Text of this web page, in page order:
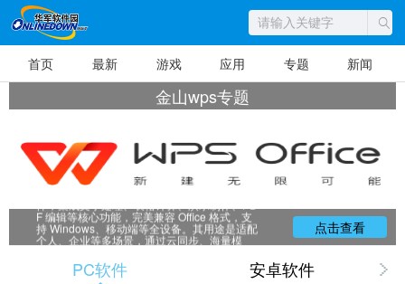
首页 最新 游戏 应用 专题 新闻
金山wps专题
金山 WPS 是金山办公开发的多平台办公套
F 编辑等核心功能，完美兼容 Office 格式，支
持 Windows、移动端等全设备。其用途是适配
个人、企业等多场景，通过云同步、海量模
板、多人协作及 AI 辅助工具，实现文档高效处
理与跨端无缝办公，提升办公效率。
点击查看
PC软件 安卓软件